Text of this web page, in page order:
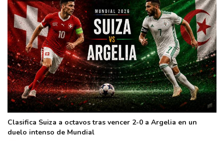
Clasifica Suiza a octavos tras vencer 2-0 a Argelia en un
duelo intenso de Mundial